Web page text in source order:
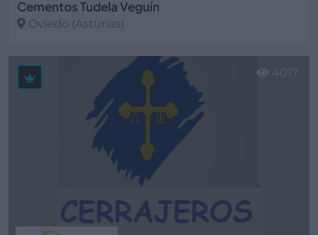
Cementos Tudela Veguín
Oviedo (Asturias)
Ver más
4017